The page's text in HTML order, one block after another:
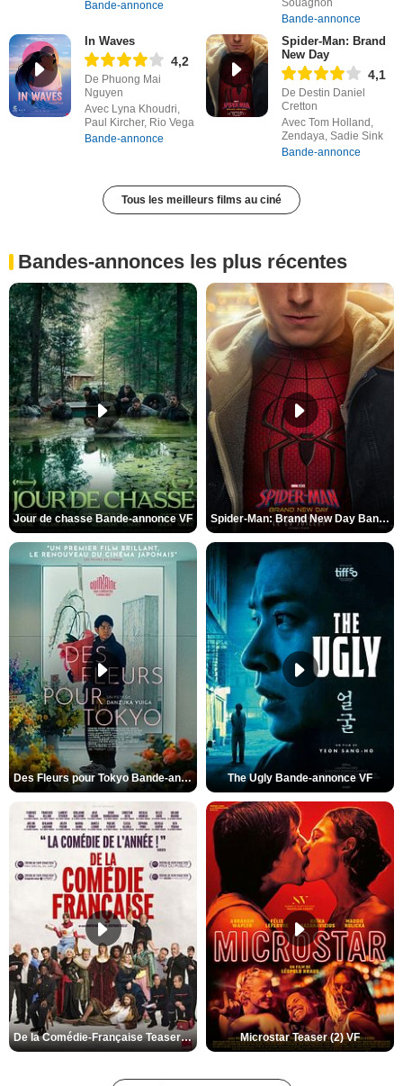
Bande-annonce
Souagnon
Bande-annonce
In Waves
4,2
De Phuong Mai
Nguyen
Avec Lyna Khoudri,
Paul Kircher, Rio Vega
Bande-annonce
Spider-Man: Brand
New Day
4,1
De Destin Daniel
Cretton
Avec Tom Holland,
Zendaya, Sadie Sink
Bande-annonce
Tous les meilleurs films au ciné
Bandes-annonces les plus récentes
Jour de chasse Bande-annonce VF Spider-Man: Brand New Day Bande-annonce (3) VO STFR
Des Fleurs pour Tokyo Bande-annonce VO STFR The Ugly Bande-annonce VF
De la Comédie-Française Teaser (3) VF Microstar Teaser (2) VF